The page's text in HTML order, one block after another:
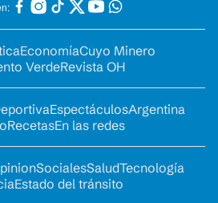
EconomíaCuyo Minero
VerdeRevista OH
EspectáculosArgentina
RecetasEn las redes
SocialesSaludTecnología
Estado del tránsito